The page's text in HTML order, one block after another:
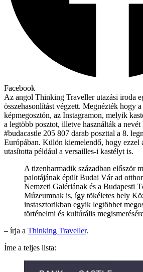
Facebook
Az angol Thinking Traveller utazási iroda
összehasonlítást végzett. Megnézték hogy
képmegosztón, az Instagramon, melyik
a legtöbb posztot, illetve használták a nevét
#budacastle 205 807 darab poszttal a 8.
Európában. Külön kiemelendő, hogy ezzel
utasította például a versailles-i kastélyt is.
A tizenharmadik században először
palotájának épült Budai Vár ad
Nemzeti Galériának és a Budapesti
Múzeumnak is, így tökéletes hely
instasztorikban egyik legtöbbet
történelmi és kultúrális
– írja a Thinking Traveller.
Íme a teljes lista: